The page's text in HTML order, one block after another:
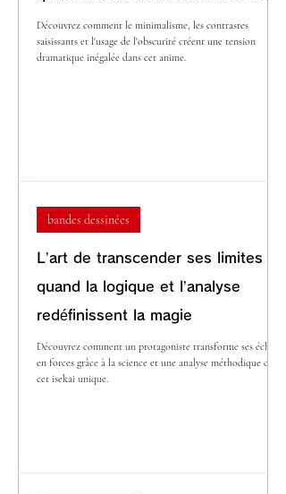
Découvrez comment le minimalisme, les contrastes
saisissants et l'usage de l'obscurité créent une tension
dramatique inégalée dans cet anime.
L’art de transcender ses limites :
quand la logique et l’analyse
redéfinissent la magie
Découvrez comment un protagoniste transforme ses échecs
en forces grâce à la science et une analyse méthodique dans
cet isekai unique.
bandes dessinées